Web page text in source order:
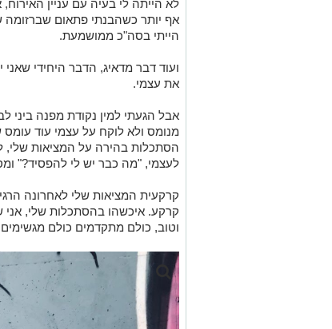
לא הייתה לי בעיה עם עניין
אף יותר כשהבנתי פתאום שברזומה
הייתי בסה"כ ממושמעת.
ועוד דבר מדאיג, הדבר היחידי שאני
את עצמי.
אבל הגעתי למין נקודת מפנה ביני
מנומס ולא לוקח על עצמי עוד עומס
הסתכלות בהירה על המציאות שלי,
לעצמי, "מה כבר יש לי להפסיד?"
קרקעית המציאות שלי לאחרונה
קרקע. איכשהו בהסתכלות שלי, אני
וטוב, כולם מתקדמים כולם